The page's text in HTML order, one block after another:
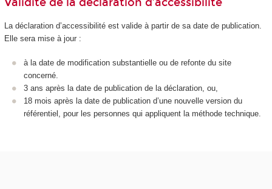
La déclaration d’accessibilité est valide à partir de sa date de publication.
Elle sera mise à jour :
à la date de modification substantielle ou de refonte du site
concerné.
3 ans après la date de publication de la déclaration, ou,
18 mois après la date de publication d’une nouvelle version du
référentiel, pour les personnes qui appliquent la méthode technique.